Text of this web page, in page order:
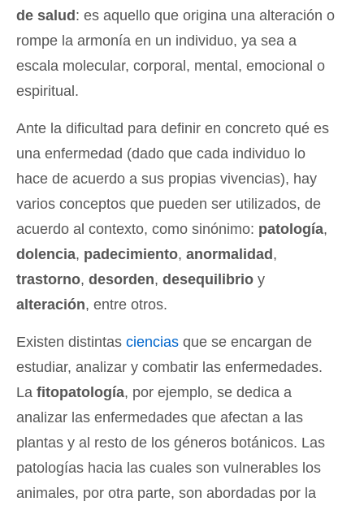
de salud : es aquello que origina una alteración o
rompe la armonía en un individuo, ya sea a
escala molecular, corporal, mental, emocional o
espiritual.
Ante la dificultad para definir en concreto qué es
una enfermedad (dado que cada individuo lo
hace de acuerdo a sus propias vivencias), hay
varios conceptos que pueden ser utilizados, de
acuerdo al contexto, como sinónimo: patología,
dolencia, padecimiento, anormalidad ,
trastorno, desorden, desequilibrio y
alteración, entre otros.
Existen distintas ciencias que se encargan de
estudiar, analizar y combatir las enfermedades.
La fitopatología, por ejemplo, se dedica a
analizar las enfermedades que afectan a las
plantas y al resto de los géneros botánicos. Las
patologías hacia las cuales son vulnerables los
animales, por otra parte, son abordadas por la